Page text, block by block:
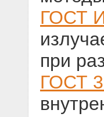
ГОСТ
при
ГОСТ